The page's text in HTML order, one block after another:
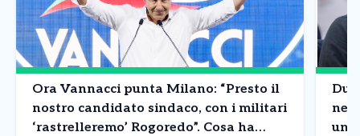
Ora Vannacci punta Milano: “Presto il
nostro candidato sindaco, con i militari
‘rastrelleremo’ Rogoredo”. Cosa ha
un